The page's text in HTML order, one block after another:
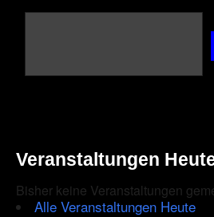
Veranstaltungen
Bisher keine Veranstaltungen
Alle Veranstaltungen Heute